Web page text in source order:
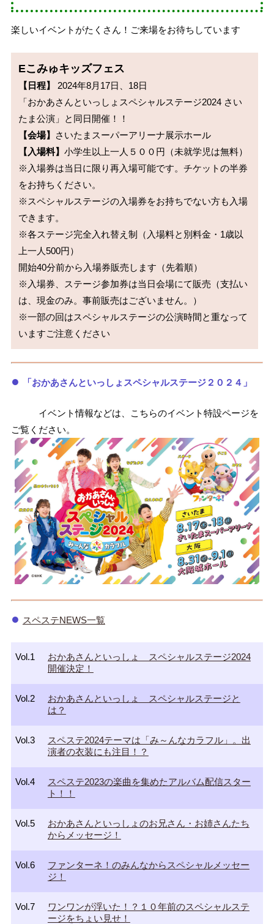
楽しいイベントがたくさん！ご来場をお待ちしています
Eこみゅキッズフェス
【日程】
2024年8月17日、18日
「おかあさんといっしょスペシャルステージ2024 さい
【会場】
【入場料】小学生以上一人５００円（未就学児は無料）
※入場券は当日に限り再入場可能です。チケットの半券
をお持ちください。
※スペシャルステージの入場券をお持ちでない方も入場
できます。
※各ステージ完全入れ替え制（入場料と別料金・1歳以
上一人500円）
開始40分前から入場券販売します（先着順）
※入場券、ステージ参加券は当日会場にて販売（支払い
は、現金のみ。事前販売はございません。）
※一部の回はスペシャルステージの公演時間と重なって
「おかあさんといっしょスペシャルステージ２０２４」
イベント情報などは、こちらのイベント特設ページを
ご覧ください。
スペステNEWS一覧
Vol.1
おかあさんといっしょ スペシャルステージ2024
開催決定！
Vol.2
おかあさんといっしょ スペシャルステージと
は？
Vol.3
スペステ2024テーマは「み～んなカラフル」。出
演者の衣装にも注目！？
Vol.4
スペステ2023の楽曲を集めたアルバム配信スター
ト！！
Vol.5
おかあさんといっしょのお兄さん・お姉さんたち
からメッセージ！
Vol.6
ファンターネ！のみんなからスペシャルメッセー
ジ！
Vol.7
ワンワンが浮いた！？１０年前のスペシャルステ
ージをちょい見せ！